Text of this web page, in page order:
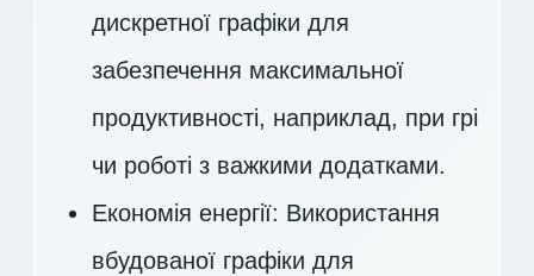
дискретної графіки для
забезпечення максимальної
продуктивності, наприклад, при грі
чи роботі з важкими додатками.
Економія енергії: Використання
вбудованої графіки для